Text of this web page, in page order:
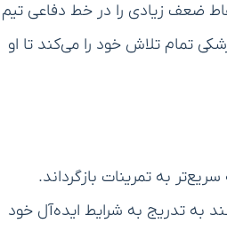
ضعف زیادی را در خط دفاعی تیم
تمام تلاش خود را می‌کند تا او
به تمرینات بازگرداند.
به تدریج به شرایط ایده‌آل خود